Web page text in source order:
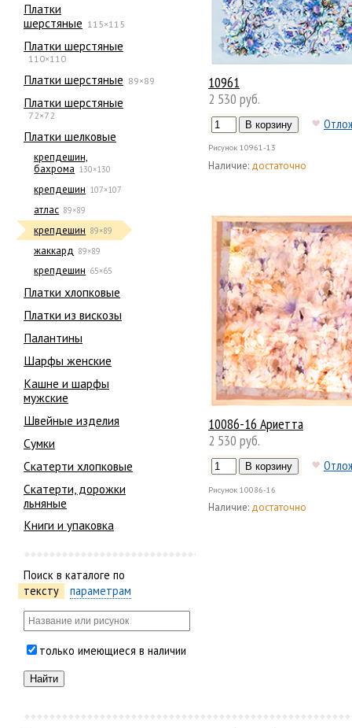
Платки
шерстяные 115×115
Платки шерстяные
110×110
Платки шерстяные 89×89
Платки шерстяные
72×72
Платки шелковые
крепдешин,
бахрома 130×130
крепдешин 107×107
атлас 89×89
крепдешин 89×89
жаккард 89×89
крепдешин 65×65
Платки хлопковые
Платки из вискозы
Палантины
Шарфы женские
Кашне и шарфы
мужские
Швейные изделия
Сумки
Скатерти хлопковые
Скатерти, дорожки
льняные
Книги и упаковка
Поиск в каталоге по
тексту
параметрам
только имеющиеся в наличии
10961
2 530 руб.
Рисунок 10961-13
Наличие: достаточно
10086-16 Ариетта
2 530 руб.
Рисунок 10086-16
Наличие: достаточно